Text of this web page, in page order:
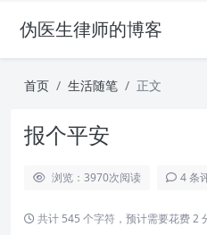
伪医生律师的博客
首页 生活随笔 正文
报个平安
浏览：3970次阅读 4 条
共计 545 个字符，预计需要花费 2